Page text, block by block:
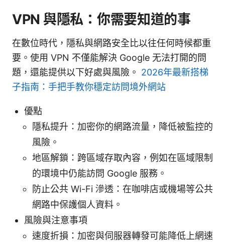
VPN 與隱私：你需要知道的事
在數位時代，隱私與網路安全比以往任何時候都重
要。使用 VPN 不僅能解決 Google 无法打開的問
題，還能提供以下好處與風險。 2026年最新搭梯
子指南：手把手教你穩定訪問境外網站
優點
隱私提升：加密你的網路流量，降低被監控的
風險。
地區解鎖：跨區域存取內容，例如在區域限制
的環境中仍能訪問 Google 服務。
防止公共 Wi-Fi 滲透：在咖啡店或機場等公共
網路中保護個人資料。
風險與注意事項
速度折損：加密與伺服器轉發可能降低上網速